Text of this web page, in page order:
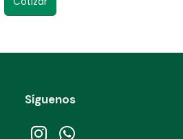
Síguenos